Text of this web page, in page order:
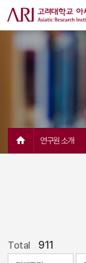
연구원 소개
Total 911